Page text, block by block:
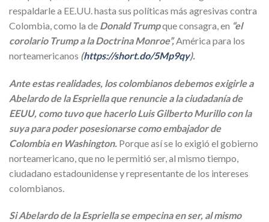
respaldarle a EE.UU. hasta sus políticas más agresivas contra
Colombia, como la de Donald Trumpque consagra, en “el
corolario Trump a la Doctrina Monroe”,América para los
norteamericanos (https://short.do/5Mp9qy).
Ante estas realidades, los colombianos debemos exigirle a
Abelardo de la Espriella que renuncie a la ciudadanía de
EEUU, como tuvo que hacerlo Luis Gilberto Murillo con la
suya para poder posesionarse como embajador de
Colombia en Washington. Porque así se lo exigió el gobierno
norteamericano, que no le permitió ser, al mismo tiempo,
ciudadano estadounidense y representante de los intereses
colombianos.
Si Abelardo de la Espriella se empecina en ser, al mismo